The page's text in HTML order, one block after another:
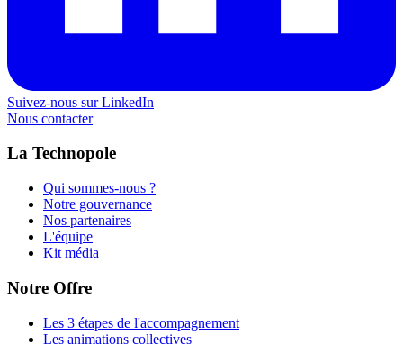
Suivez-nous sur LinkedIn
Nous contacter
La Technopole
Qui sommes-nous ?
Notre gouvernance
Nos partenaires
L'équipe
Kit média
Notre Offre
Les 3 étapes de l'accompagnement
Les animations collectives